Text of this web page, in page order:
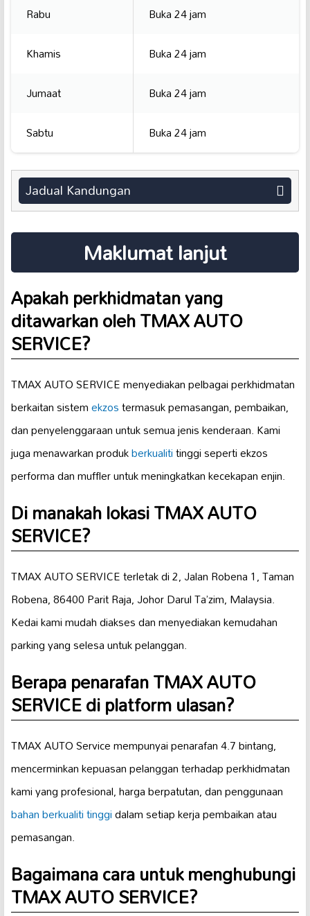
Rabu
Buka 24 jam
Khamis
Buka 24 jam
Jumaat
Buka 24 jam
Sabtu
Buka 24 jam
Jadual Kandungan
Maklumat lanjut
Apakah perkhidmatan yang
ditawarkan oleh TMAX AUTO
SERVICE?
TMAX AUTO SERVICE menyediakan pelbagai perkhidmatan
berkaitan sistemekzostermasuk pemasangan, pembaikan,
dan penyelenggaraan untuk semua jenis kenderaan. Kami
juga menawarkan produkberkualititinggi seperti ekzos
performa dan muffler untuk meningkatkan kecekapan enjin.
Di manakah lokasi TMAX AUTO
SERVICE?
TMAX AUTO SERVICE terletak di 2, Jalan Robena 1, Taman
Robena, 86400 Parit Raja, Johor Darul Ta’zim, Malaysia.
Kedai kami mudah diakses dan menyediakan kemudahan
parking yang selesa untuk pelanggan.
Berapa penarafan TMAX AUTO
SERVICE di platform ulasan?
TMAX AUTO Service mempunyai penarafan 4.7 bintang,
mencerminkan kepuasan pelanggan terhadap perkhidmatan
kami yang profesional, harga berpatutan, dan penggunaan
bahan berkualiti tinggidalam setiap kerja pembaikan atau
pemasangan.
Bagaimana cara untuk menghubungi
TMAX AUTO SERVICE?